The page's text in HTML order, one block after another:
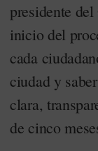
presidente
inicio del
cada
ciudad y
clara,
de cinco